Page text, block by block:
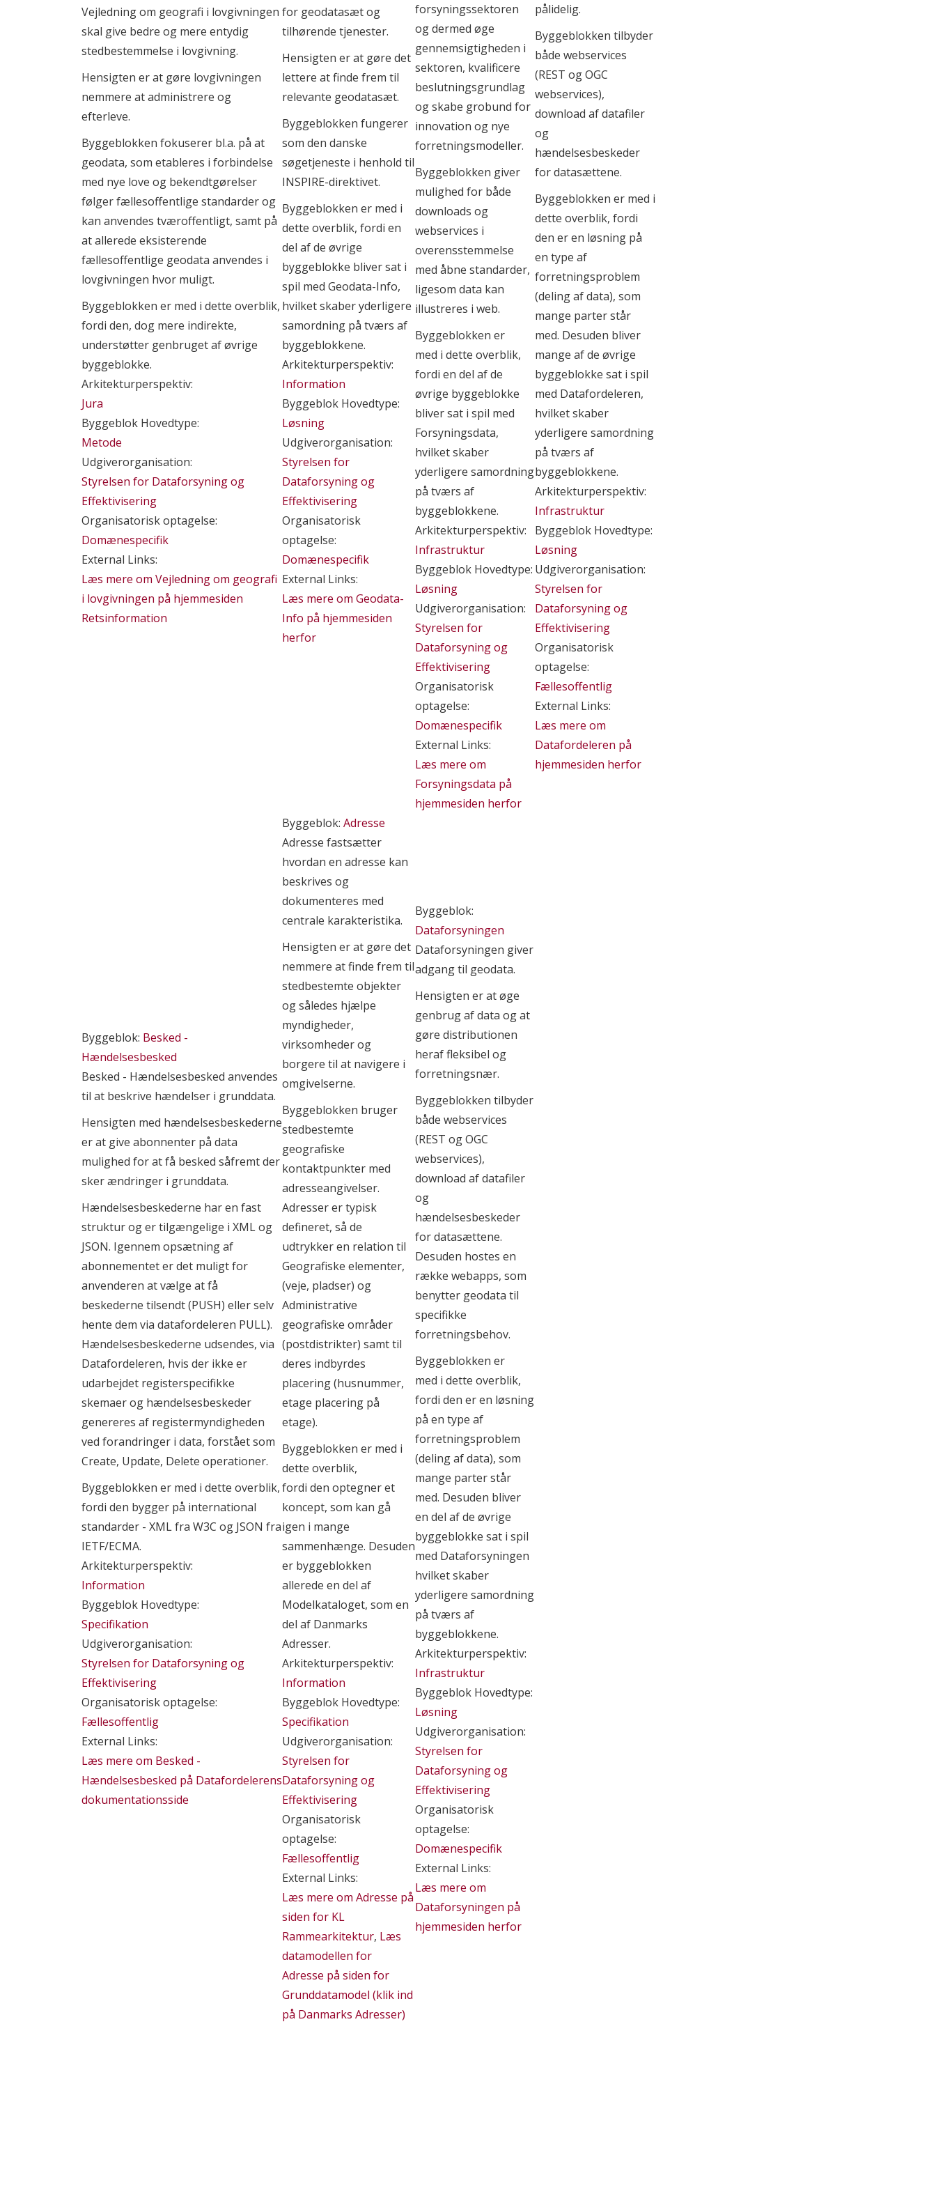
Tværgående digitalt overblik
Referencearkitektur for tværgående digitalt overblik for borgere og
virksomheder
Observation og måling
Referencearkitektur for observation og måling
Introduktion til vejledning til arkitekturdokumentation med Archimate
Introduktion til vejledning om arkitekturmetode
Vejledning om geografi i lovgivningen
skal give bedre og mere entydig
stedbestemmelse i lovgivning.
Hensigten er at gøre lovgivningen
nemmere at administrere og
efterleve.
Byggeblokken fokuserer bl.a. på at
geodata, som etableres i forbindelse
med nye love og bekendtgørelser
følger fællesoffentlige standarder og
kan anvendes tværoffentligt, samt på
at allerede eksisterende
fællesoffentlige geodata anvendes i
lovgivningen hvor muligt.
Byggeblokken er med i dette overblik,
fordi den, dog mere indirekte,
understøtter genbruget af øvrige
byggeblokke.
Arkitekturperspektiv:
Jura
Byggeblok Hovedtype:
Metode
Udgiverorganisation:
Styrelsen for Dataforsyning og
Effektivisering
Organisatorisk optagelse:
Domænespecifik
External Links:
Læs mere om Vejledning om geografi
i lovgivningen på hjemmesiden
Retsinformation
for geodatasæt og
tilhørende tjenester.
Hensigten er at gøre det
lettere at finde frem til
relevante geodatasæt.
Byggeblokken fungerer
som den danske
søgetjeneste i henhold til
INSPIRE-direktivet.
Byggeblokken er med i
dette overblik, fordi en
del af de øvrige
byggeblokke bliver sat i
spil med Geodata-Info,
hvilket skaber yderligere
samordning på tværs af
byggeblokkene.
Arkitekturperspektiv:
Information
Byggeblok Hovedtype:
Løsning
Udgiverorganisation:
Styrelsen for
Dataforsyning og
Effektivisering
Organisatorisk
optagelse:
Domænespecifik
External Links:
Læs mere om Geodata-
Info på hjemmesiden
herfor
forsyningssektoren
og dermed øge
gennemsigtigheden i
sektoren, kvalificere
beslutningsgrundlag
og skabe grobund for
innovation og nye
forretningsmodeller.
Byggeblokken giver
mulighed for både
downloads og
webservices i
overensstemmelse
med åbne standarder,
ligesom data kan
illustreres i web.
Byggeblokken er
med i dette overblik,
fordi en del af de
øvrige byggeblokke
bliver sat i spil med
Forsyningsdata,
hvilket skaber
yderligere samordning
på tværs af
byggeblokkene.
Arkitekturperspektiv:
Infrastruktur
Byggeblok Hovedtype:
Løsning
Udgiverorganisation:
Styrelsen for
Dataforsyning og
Effektivisering
Organisatorisk
optagelse:
Domænespecifik
External Links:
Læs mere om
Forsyningsdata på
hjemmesiden herfor
pålidelig.
Byggeblokken tilbyder
både webservices
(REST og OGC
webservices),
download af datafiler
og
hændelsesbeskeder
for datasættene.
Byggeblokken er med i
dette overblik, fordi
den er en løsning på
en type af
forretningsproblem
(deling af data), som
mange parter står
med. Desuden bliver
mange af de øvrige
byggeblokke sat i spil
med Datafordeleren,
hvilket skaber
yderligere samordning
på tværs af
byggeblokkene.
Arkitekturperspektiv:
Infrastruktur
Byggeblok Hovedtype:
Løsning
Udgiverorganisation:
Styrelsen for
Dataforsyning og
Effektivisering
Organisatorisk
optagelse:
Fællesoffentlig
External Links:
Læs mere om
Datafordeleren på
hjemmesiden herfor
Byggeblok: Besked -
Hændelsesbesked
Besked - Hændelsesbesked anvendes
til at beskrive hændelser i grunddata.
Hensigten med hændelsesbeskederne
er at give abonnenter på data
mulighed for at få besked såfremt der
sker ændringer i grunddata.
Hændelsesbeskederne har en fast
struktur og er tilgængelige i XML og
JSON. Igennem opsætning af
abonnementet er det muligt for
anvenderen at vælge at få
beskederne tilsendt (PUSH) eller selv
hente dem via datafordeleren PULL).
Hændelsesbeskederne udsendes, via
Datafordeleren, hvis der ikke er
udarbejdet registerspecifikke
skemaer og hændelsesbeskeder
genereres af registermyndigheden
ved forandringer i data, forstået som
Create, Update, Delete operationer.
Byggeblokken er med i dette overblik,
fordi den bygger på international
standarder - XML fra W3C og JSON fra
IETF/ECMA.
Arkitekturperspektiv:
Information
Byggeblok Hovedtype:
Specifikation
Udgiverorganisation:
Styrelsen for Dataforsyning og
Effektivisering
Organisatorisk optagelse:
Fællesoffentlig
External Links:
Læs mere om Besked -
Hændelsesbesked på Datafordelerens
dokumentationsside
Byggeblok: Adresse
Adresse fastsætter
hvordan en adresse kan
beskrives og
dokumenteres med
centrale karakteristika.
Hensigten er at gøre det
nemmere at finde frem til
stedbestemte objekter
og således hjælpe
myndigheder,
virksomheder og
borgere til at navigere i
omgivelserne.
Byggeblokken bruger
stedbestemte
geografiske
kontaktpunkter med
adresseangivelser.
Adresser er typisk
defineret, så de
udtrykker en relation til
Geografiske elementer,
(veje, pladser) og
Administrative
geografiske områder
(postdistrikter) samt til
deres indbyrdes
placering (husnummer,
etage placering på
etage).
Byggeblokken er med i
dette overblik,
fordi den optegner et
koncept, som kan gå
igen i mange
sammenhænge. Desuden
er byggeblokken
allerede en del af
Modelkataloget, som en
del af Danmarks
Adresser.
Arkitekturperspektiv:
Information
Byggeblok Hovedtype:
Specifikation
Udgiverorganisation:
Styrelsen for
Dataforsyning og
Effektivisering
Organisatorisk
optagelse:
Fællesoffentlig
External Links:
Læs mere om Adresse på
siden for KL
Rammearkitektur, Læs
datamodellen for
Adresse på siden for
Grunddatamodel (klik ind
på Danmarks Adresser)
Byggeblok:
Dataforsyningen
Dataforsyningen giver
adgang til geodata.
Hensigten er at øge
genbrug af data og at
gøre distributionen
heraf fleksibel og
forretningsnær.
Byggeblokken tilbyder
både webservices
(REST og OGC
webservices),
download af datafiler
og
hændelsesbeskeder
for datasættene.
Desuden hostes en
række webapps, som
benytter geodata til
specifikke
forretningsbehov.
Byggeblokken er
med i dette overblik,
fordi den er en løsning
på en type af
forretningsproblem
(deling af data), som
mange parter står
med. Desuden bliver
en del af de øvrige
byggeblokke sat i spil
med Dataforsyningen
hvilket skaber
yderligere samordning
på tværs af
byggeblokkene.
Arkitekturperspektiv:
Infrastruktur
Byggeblok Hovedtype:
Løsning
Udgiverorganisation:
Styrelsen for
Dataforsyning og
Effektivisering
Organisatorisk
optagelse:
Domænespecifik
External Links:
Læs mere om
Dataforsyningen på
hjemmesiden herfor